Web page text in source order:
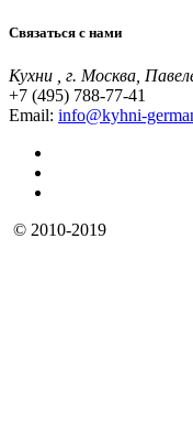
Связаться с нами
Кухни , г. Москва,
+7 (495) 788-77-41
Email: info@kyhni-
© 2010-2019